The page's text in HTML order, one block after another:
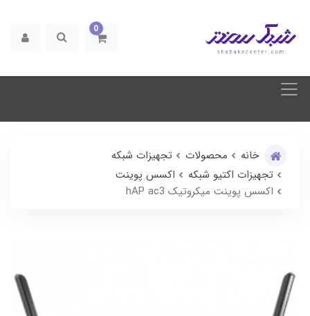
0
خانه محصولات
تجهیزات شبکه
تجهیزات اکتیو شبکه
اکسس پوینت
اکسس پوینت میکروتیک hAP ac3